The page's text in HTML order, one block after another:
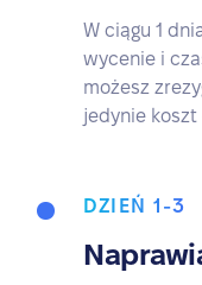
W ciągu 1
wycenie i
możesz
jedynie koszt
DZIEŃ 1-3